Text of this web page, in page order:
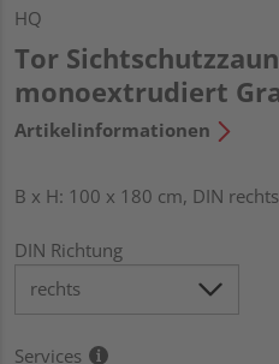
HQ
Tor Sichtschutzzaun
monoextrudiert
Artikelinformationen
B x H: 100 x 180 cm, DIN
DIN Richtung
Services